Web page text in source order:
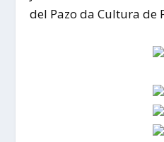
del Pazo da Cultura de